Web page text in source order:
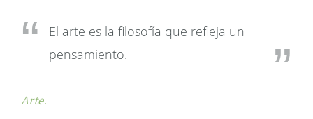
El arte es la filosofía que refleja un
pensamiento.
Arte.